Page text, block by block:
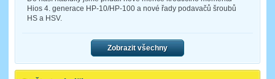
Hios 4. generace HP-10/HP-100 a nové řady podavačů šroubů
HS a HSV.
Zobrazit všechny